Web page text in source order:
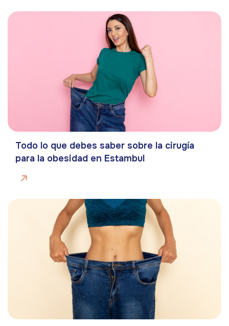
Todo lo que debes saber sobre la cirugía
para la obesidad en Estambul